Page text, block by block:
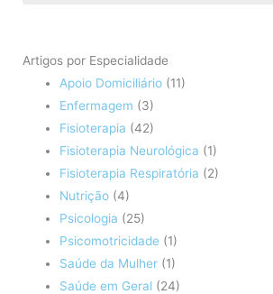
Artigos por Especialidade
Apoio Domiciliário (11)
Enfermagem (3)
Fisioterapia (42)
Fisioterapia Neurológica (1)
Fisioterapia Respiratória (2)
Nutrição (4)
Psicologia (25)
Psicomotricidade (1)
Saúde da Mulher (1)
Saúde em Geral (24)